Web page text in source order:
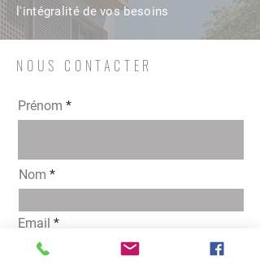
l'intégralité de vos besoins
NOUS CONTACTER
Prénom
Nom
Email